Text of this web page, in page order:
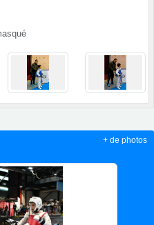
+ de photos